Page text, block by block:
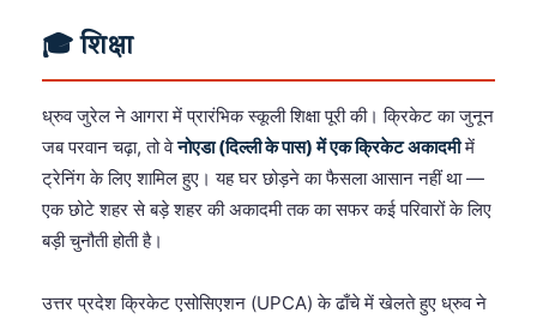
🎓 शिक्षा
ध्रुव जुरेल ने आगरा में प्रारंभिक स्कूली शिक्षा पूरी की। क्रिकेट का जुनून
जब परवान चढ़ा, तो वेनोएडा (दिल्ली के पास) में एक क्रिकेट अकादमीमें
ट्रेनिंग के लिए शामिल हुए। यह घर छोड़ने का फैसला आसान नहीं था —
एक छोटे शहर से बड़े शहर की अकादमी तक का सफर कई परिवारों के लिए
बड़ी चुनौती होती है।
उत्तर प्रदेश क्रिकेट एसोसिएशन (UPCA) के ढाँचे में खेलते हुए ध्रुव ने